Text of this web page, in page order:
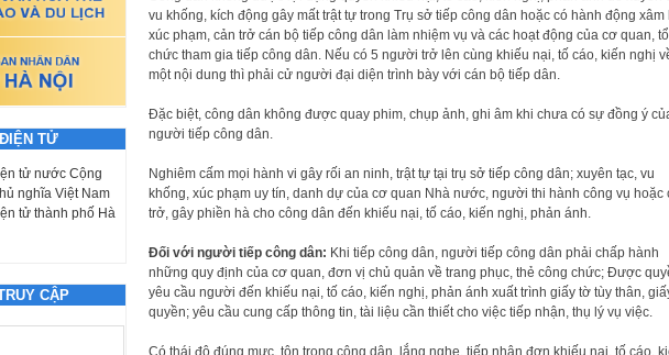
vu khống, kích động gây mất trật tự trong Trụ sở tiếp công dân hoặc có hành động xâm
xúc phạm, cản trở cán bộ tiếp công dân làm nhiệm vụ và các hoạt động của cơ quan, tổ
chức tham gia tiếp công dân. Nếu có 5 người trở lên cùng khiếu nại, tố cáo, kiến nghị
một nội dung thì phải cử người đại diện trình bày với cán bộ tiếp dân.
Đặc biệt, công dân không được quay phim, chụp ảnh, ghi âm khi chưa có sự đồng ý
người tiếp công dân.
Nghiêm cấm mọi hành vi gây rối an ninh, trật tự tại trụ sở tiếp công dân; xuyên tạc, vu
khống, xúc phạm uy tín, danh dự của cơ quan Nhà nước, người thi hành công vụ hoặc
trở, gây phiền hà cho công dân đến khiếu nại, tố cáo, kiến nghị, phản ánh.
Đối với người tiếp công dân: Khi tiếp công dân, người tiếp công dân phải chấp hành
những quy định của cơ quan, đơn vị chủ quản về trang phục, thẻ công chức; Được
yêu cầu người đến khiếu nại, tố cáo, kiến nghị, phản ánh xuất trình giấy tờ tùy thân,
quyền; yêu cầu cung cấp thông tin, tài liệu cần thiết cho việc tiếp nhận, thụ lý vụ việc.
Có thái độ đúng mực, tôn trọng công dân, lắng nghe, tiếp nhận đơn khiếu nại, tố cáo,
TỬ
tử nước Cộng
nghĩa Việt Nam
tử thành phố Hà
CẬP